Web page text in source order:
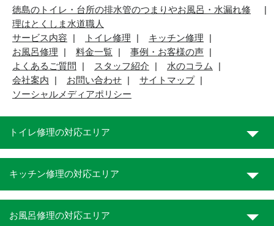
徳島のトイレ・台所の排水管のつまりやお風呂・水漏れ修
理はとくしま水道職人
サービス内容
トイレ修理
キッチン修理
お風呂修理
料金一覧
事例・お客様の声
よくあるご質問
スタッフ紹介
水のコラム
会社案内
お問い合わせ
サイトマップ
ソーシャルメディアポリシー
トイレ修理の対応エリア
キッチン修理の対応エリア
お風呂修理の対応エリア